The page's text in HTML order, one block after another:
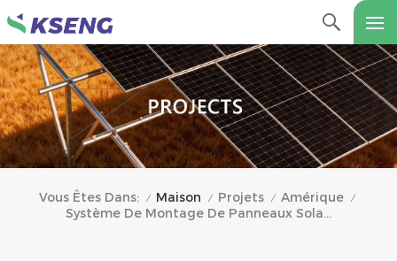
Vous Êtes Dans: / Maison / Projets / Amérique /
Système De Montage De Panneaux Solaires Sur Toit De 20 KW En Uruguay